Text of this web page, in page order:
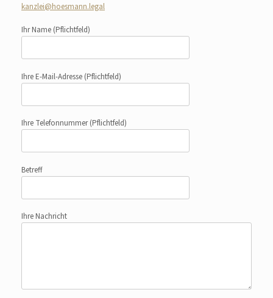
kanzlei@hoesmann.legal
Ihr Name (Pflichtfeld)
Ihre E-Mail-Adresse (Pflichtfeld)
Ihre Telefonnummer(Pflichtfeld)
Betreff
Ihre Nachricht